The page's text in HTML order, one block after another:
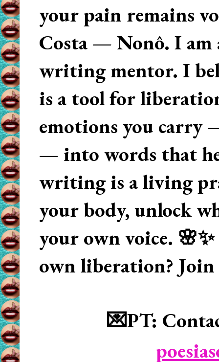
your pain remains
Costa — Nonô. I am
writing mentor. I
is a tool for
emotions you carry
— into words that
writing is a living
your body, unlock
your own voice.
own liberation? Join
💌PT: